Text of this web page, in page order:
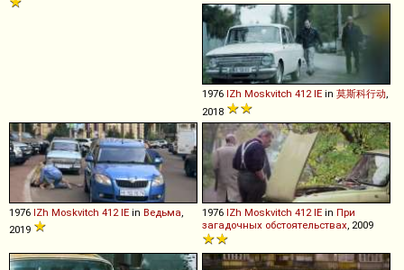
1976 IZh Moskvitch 412 IE in 莫斯科行动
2018
1976 IZh Moskvitch 412 IE in Ведьма
2019
1976 IZh Moskvitch 412 IE in При
загадочных обстоятельствах , 2009